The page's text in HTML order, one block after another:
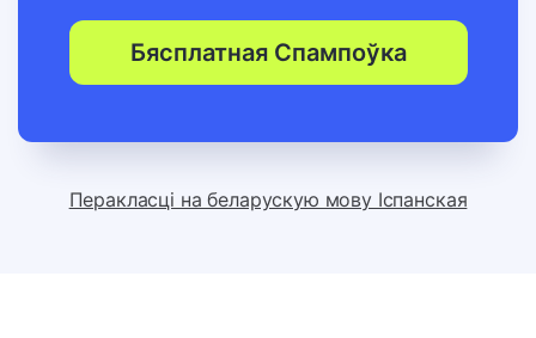
Бясплатная Спампоўка